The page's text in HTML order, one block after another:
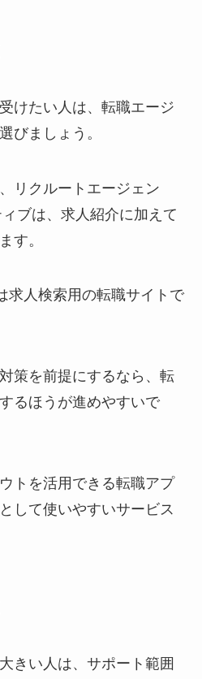
けたい人は、転職エージ
びましょう。
リクルートエージェン
ブは、求人紹介に加えて
す。
求人検索用の転職サイトで
策を前提にするなら、転
るほうが進めやすいで
トを活用できる転職アプ
して使いやすいサービス
きい人は、サポート範囲